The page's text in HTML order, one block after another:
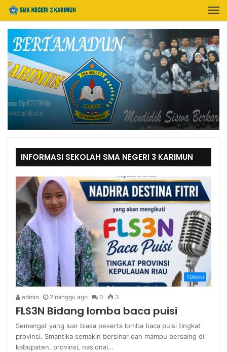
INFORMASI SEKOLAH SMA NEGERI 3 KARIMUN
TERKINI
admin 2 minggu ago 0 3
FLS3N Bidang lomba baca puisi
Semangat yang luar biasa peserta lomba baca puisi tingkat
provinsi. Smantika semakin bersinar dan mampu bersaing di
kabupaten, provinsi, nasional…